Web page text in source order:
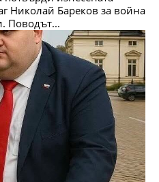
Николай Бареков за война
Поводът...